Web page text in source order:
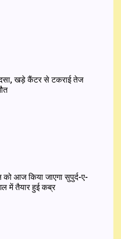
खड़े कैंटर से टकराई तेज
आज किया जाएगा सुपुर्द-ए-
में तैयार हुई कब्र